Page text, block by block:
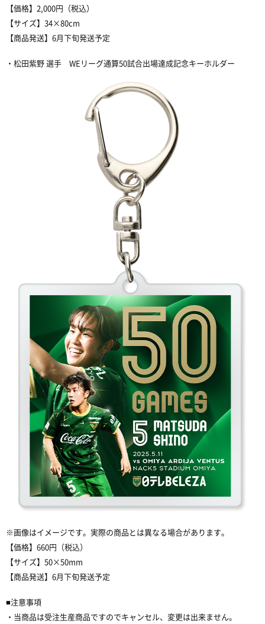
【価格】2,000円（税込）
【サイズ】34×80cm
【商品発送】6月下旬発送予定
・松田紫野 選手 WEリーグ通算50試合出場達成記念キーホルダー
※画像はイメージです。実際の商品とは異なる場合があります。
【価格】660円（税込）
【サイズ】50×50mm
【商品発送】6月下旬発送予定
■注意事項
・当商品は受注生産商品ですのでキャンセル、変更は出来ません。